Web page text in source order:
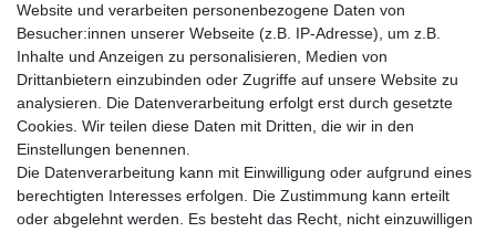
Originaler Querlenker vorne rechts oben
Lieferung wie abgebildet
Jeep Grand Cherokee IV Bj. 2010 – 2017
Lieferzeit etwa 1 bis 3 Werktage
Website und verarbeiten personenbezogene Daten von
Besucher:innen unserer Webseite (z.B. IP-Adresse), um z.B.
Inhalte und Anzeigen zu personalisieren, Medien von
Drittanbietern einzubinden oder Zugriffe auf unsere Website zu
analysieren. Die Datenverarbeitung erfolgt erst durch gesetzte
Cookies. Wir teilen diese Daten mit Dritten, die wir in den
Einstellungen benennen.
Die Datenverarbeitung kann mit Einwilligung oder aufgrund eines
berechtigten Interesses erfolgen. Die Zustimmung kann erteilt
oder abgelehnt werden. Es besteht das Recht, nicht einzuwilligen